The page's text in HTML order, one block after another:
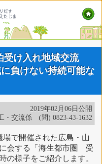
受け入れ地域交流
負けない持続可能な
2019年02月06日公開
交流係 (問) 0823-43-1632
場で開催された広島・山
会する「海生都市圏 受
の様子をご紹介します。